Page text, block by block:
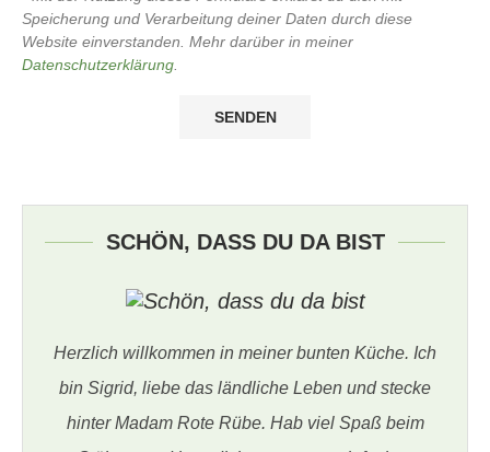
Speicherung und Verarbeitung deiner Daten durch diese
Website einverstanden. Mehr darüber in meiner
Datenschutzerklärung
SCHÖN, DASS DU DA BIST
Herzlich willkommen in meiner bunten Küche. Ich
bin Sigrid, liebe das ländliche Leben und stecke
hinter Madam Rote Rübe. Hab viel Spaß beim